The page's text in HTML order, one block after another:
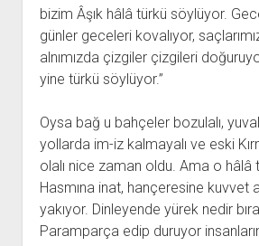
bizim Âşık hâlâ türkü söylüyor.
günler geceleri kovalıyor,
alnımızda çizgiler çizgileri
yine türkü söylüyor.”
Oysa bağ u bahçeler bozulalı,
yollarda im-iz kalmayalı ve eski
olalı nice zaman oldu. Ama o hâlâ
Hasmına inat, hançeresine kuvvet
yakıyor. Dinleyende yürek nedir
Paramparça edip duruyor